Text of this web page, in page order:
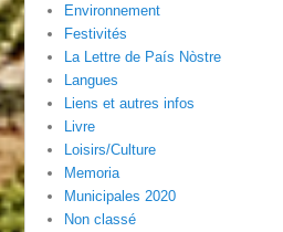
Environnement
Festivités
La Lettre de País Nòstre
Langues
Liens et autres infos
Livre
Loisirs/Culture
Memoria
Municipales 2020
Non classé